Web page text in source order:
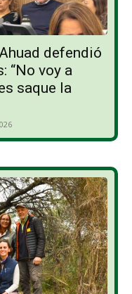
defendió
“No voy a
saque la